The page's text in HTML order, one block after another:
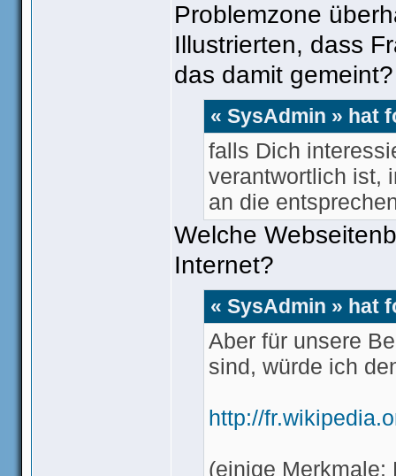
Guten Abend!
Der Begriff der
geläufig sein
Problemzone
Illustrierten, dass
das damit gemeint?
« SysAdmin » hat
falls Dich
verantwortlich ist,
an die
Welche
Internet?
« SysAdmin » hat
Aber für unsere
sind, würde ich
http://
(einige Merkmale: